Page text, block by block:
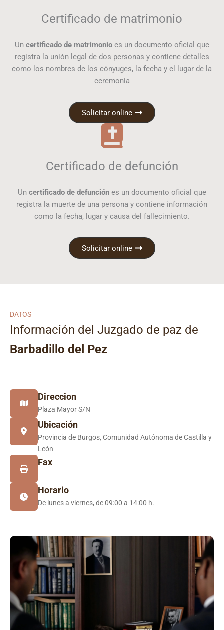
Certificado de matrimonio
Un certificado de matrimonioes un documento oficial que
registra la unión legal de dos personas y contiene detalles
como los nombres de los cónyuges, la fecha y el lugar de la
ceremonia
Solicitar online
Certificado de defunción
Un certificado de defunciónes un documento oficial que
registra la muerte de una persona y contiene información
como la fecha, lugar y causa del fallecimiento.
Solicitar online
DATOS
Información del Juzgado de paz de
Barbadillo del Pez
Direccion
Plaza Mayor S/N
Ubicación
Provincia de Burgos, Comunidad Autónoma de Castilla y
León
Fax
Horario
De lunes a viernes, de 09:00 a 14:00 h.